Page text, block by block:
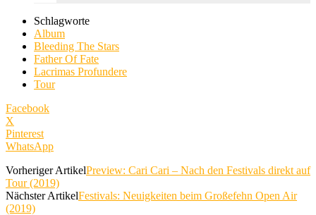
Schlagworte
Album
Bleeding The Stars
Father Of Fate
Lacrimas Profundere
Tour
Facebook
X
Pinterest
WhatsApp
Vorheriger ArtikelPreview: Cari Cari – Nach den Festivals direkt auf
Tour (2019)
Nächster ArtikelFestivals: Neuigkeiten beim Großefehn Open Air
(2019)